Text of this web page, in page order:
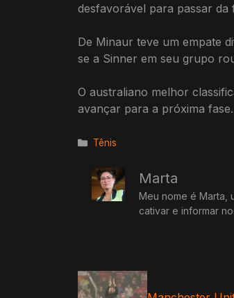
desfavorável para passar da
De Minaur teve um empate
se a Sinner em seu grupo
O australiano melhor
avançar para a próxima fase.
Categorias
Tênis
Marta
Meu nome é Marta,
cativar e informar